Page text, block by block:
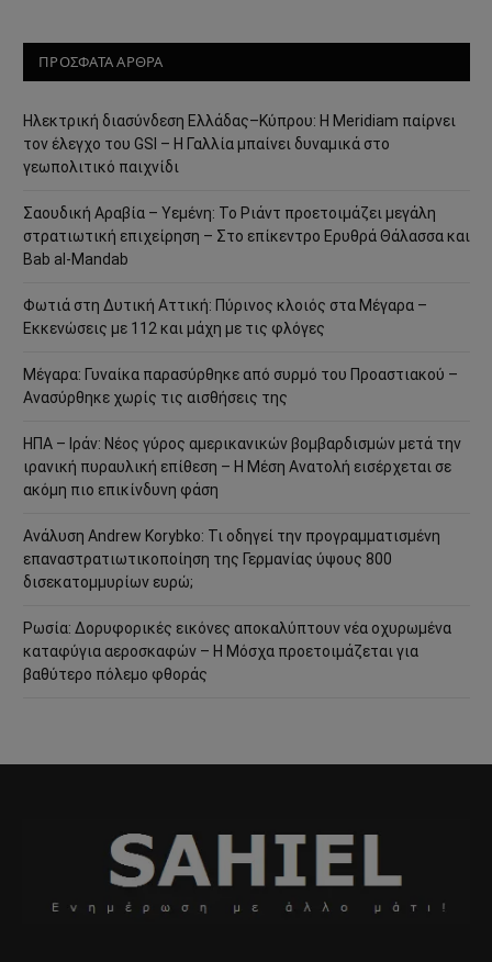
ΠΡΟΣΦΑΤΑ ΑΡΘΡΑ
Ηλεκτρική διασύνδεση Ελλάδας–Κύπρου: Η Meridiam παίρνει
τον έλεγχο του GSI – Η Γαλλία μπαίνει δυναμικά στο
γεωπολιτικό παιχνίδι
Σαουδική Αραβία – Υεμένη: Το Ριάντ προετοιμάζει μεγάλη
στρατιωτική επιχείρηση – Στο επίκεντρο Ερυθρά Θάλασσα και
Bab al-Mandab
Φωτιά στη Δυτική Αττική: Πύρινος κλοιός στα Μέγαρα –
Εκκενώσεις με 112 και μάχη με τις φλόγες
Μέγαρα: Γυναίκα παρασύρθηκε από συρμό του Προαστιακού –
Ανασύρθηκε χωρίς τις αισθήσεις της
ΗΠΑ – Ιράν: Νέος γύρος αμερικανικών βομβαρδισμών μετά την
ιρανική πυραυλική επίθεση – Η Μέση Ανατολή εισέρχεται σε
ακόμη πιο επικίνδυνη φάση
Ανάλυση Andrew Korybko: Τι οδηγεί την προγραμματισμένη
επαναστρατιωτικοποίηση της Γερμανίας ύψους 800
δισεκατομμυρίων ευρώ;
Ρωσία: Δορυφορικές εικόνες αποκαλύπτουν νέα οχυρωμένα
καταφύγια αεροσκαφών – Η Μόσχα προετοιμάζεται για
βαθύτερο πόλεμο φθοράς